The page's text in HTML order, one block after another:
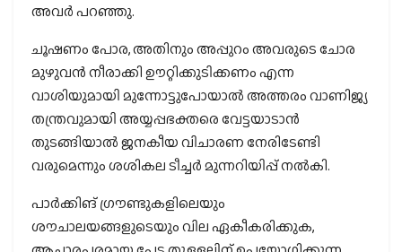
അവര്‍ പറഞ്ഞു.
ചൂഷണം പോര, അതിനും അപ്പുറം അവരുടെ ചോര
മുഴുവന്‍ നീരാക്കി ഊറ്റിക്കുടിക്കണം എന്ന
വാശിയുമായി മുന്നോട്ടുപോയാല്‍ അത്തരം വാണിജ്യ
തന്ത്രവുമായി അയ്യപ്പഭക്തരെ വേട്ടയാടാന്‍
തുടങ്ങിയാല്‍ ജനകീയ വിചാരണ നേരിടേണ്ടി
വരുമെന്നും ശശികല ടീച്ചര്‍ മുന്നറിയിപ്പ് നല്‍കി.
പാര്‍ക്കിങ് ഗ്രൗണ്ടുകളിലെയും
ശൗചാലയങ്ങളുടെയും വില ഏകീകരിക്കുക,